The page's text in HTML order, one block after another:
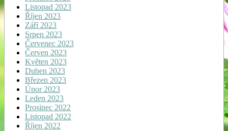
Listopad 2023
Říjen 2023
Září 2023
Srpen 2023
Červenec 2023
Červen 2023
Květen 2023
Duben 2023
Březen 2023
Únor 2023
Leden 2023
Prosinec 2022
Listopad 2022
Říjen 2022